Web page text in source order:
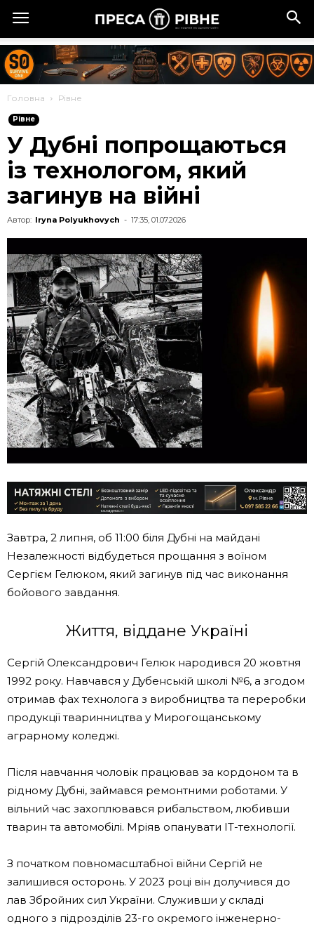
Головна Рівне
Рівне
У Дубні попрощаються
із технологом, який
загинув на війні
Автор: Iryna Polyukhovych - 17:35, 01.07.2026
Завтра, 2 липня, об 11:00 біля Дубні на майдані
Незалежності відбудеться прощання з воїном
Сергієм Гелюком, який загинув під час виконання
бойового завдання.
Життя, віддане Україні
Сергій Олександрович Гелюк народився 20 жовтня
1992 року. Навчався у Дубенській школі №6, а згодом
отримав фах технолога з виробництва та переробки
продукції тваринництва у Мирогощанському
аграрному коледжі.
Після навчання чоловік працював за кордоном та в
рідному Дубні, займався ремонтними роботами. У
вільний час захоплювався рибальством, любивши
тварин та автомобілі. Мріяв опанувати ІТ-технології.
З початком повномасштабної війни Сергій не
залишився осторонь. У 2023 році він долучився до
лав Збройних сил України. Служивши у складі
одного з підрозділів 23-го окремого інженерно-